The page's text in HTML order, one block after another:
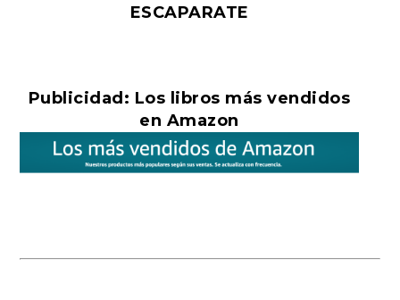
ESCAPARATE
Publicidad: Los libros más vendidos
en Amazon